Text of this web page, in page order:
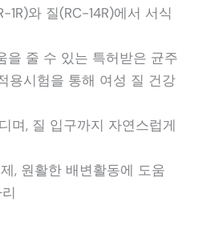
1R)와 질(RC-14R)에서 서식
을 줄 수 있는 특허받은 균주
용시험을 통해 여성 질 건강
며, 질 입구까지 자연스럽게
, 원활한 배변활동에 도움